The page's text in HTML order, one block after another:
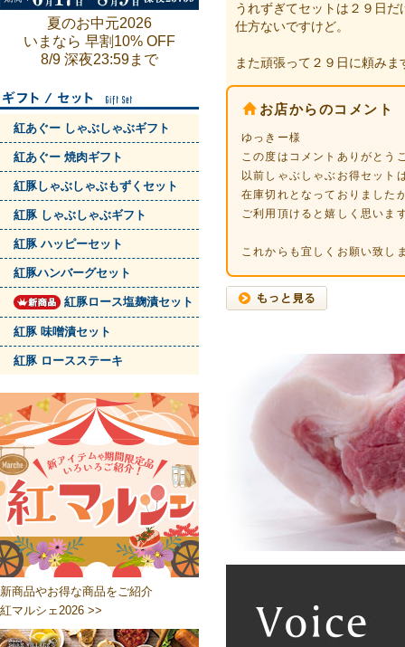
うれずぎてセットは２９日
仕方ないですけど。
また頑張って２９日に頼み
お店からのコメント
ゆっきー様
この度はコメントありがとう
以前しゃぶしゃぶお得セット
在庫切れとなっておりました
ご利用頂けると嬉しく思いま
これからも宜しくお願い致し
夏のお中元2026
いまなら 早割10% OFF
8/9 深夜23:59まで
紅あぐー しゃぶしゃぶギフト
紅あぐー 焼肉ギフト
紅豚しゃぶしゃぶもずくセット
紅豚 しゃぶしゃぶギフト
紅豚 ハッピーセット
紅豚ハンバーグセット
紅豚ロース塩麹漬セット
紅豚 味噌漬セット
紅豚 ロースステーキ
新商品やお得な商品をご紹介
紅マルシェ2026 >>